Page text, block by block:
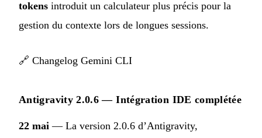
tokens introduit un calculateur plus précis pour la
gestion du contexte lors de longues sessions.
🔗 Changelog Gemini CLI
Antigravity 2.0.6 — Intégration IDE complétée
22 mai — La version 2.0.6 d’Antigravity,